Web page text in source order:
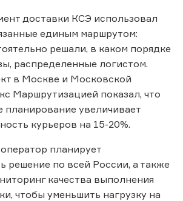
доставки КСЭ использовал
единым маршрутом:
решали, в каком порядке
распределенные логистом.
в Москве и Московской
Маршрутизацией показал, что
планирование увеличивает
курьеров на 15-20%.
планирует
решение по всей России, а также
качества выполнения
чтобы уменьшить нагрузку на